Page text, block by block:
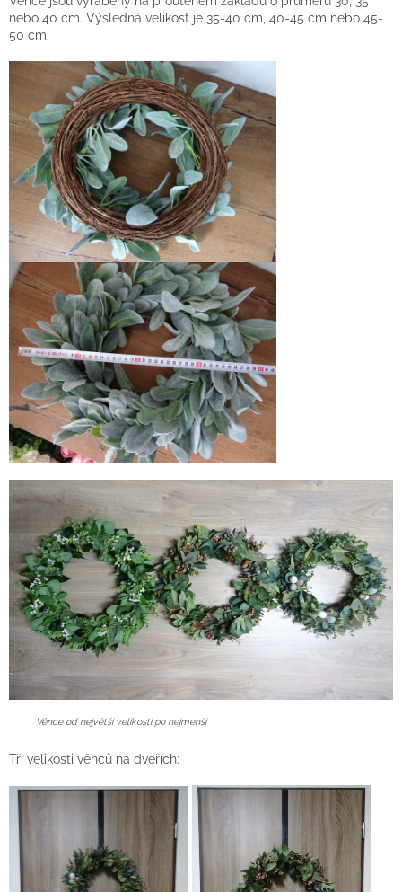
nebo 40 cm. Výsledná velikost je 35-40 cm, 40-45 cm nebo 45-
50 cm.
Věnce od největší velikosti po nejmenší
Tři velikosti věnců na dveřích: